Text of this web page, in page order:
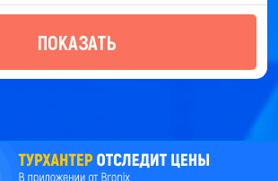
ПОКАЗАТЬ